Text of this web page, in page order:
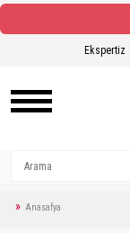
Ekspertiz
Anasafya